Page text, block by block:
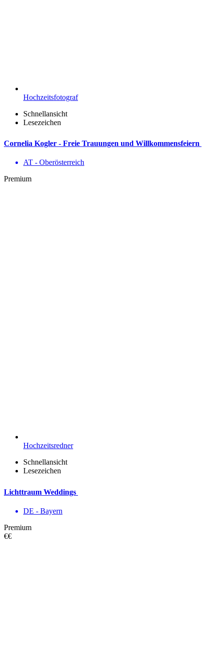
Hochzeitsfotograf
Schnellansicht
Lesezeichen
Cornelia Kogler - Freie Trauungen und Willkommensfeiern
AT - Ober­österreich
Premium
Hochzeitsredner
Schnellansicht
Lesezeichen
Lichttraum Weddings
DE - Bayern
Premium
€€